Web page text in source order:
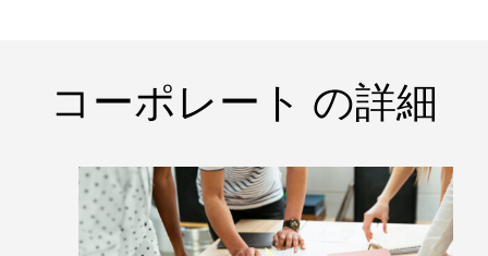
コーポレート の詳細